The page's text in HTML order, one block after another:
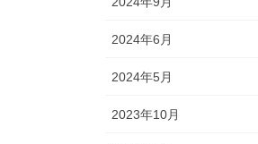
2024年6月
2024年5月
2023年10月